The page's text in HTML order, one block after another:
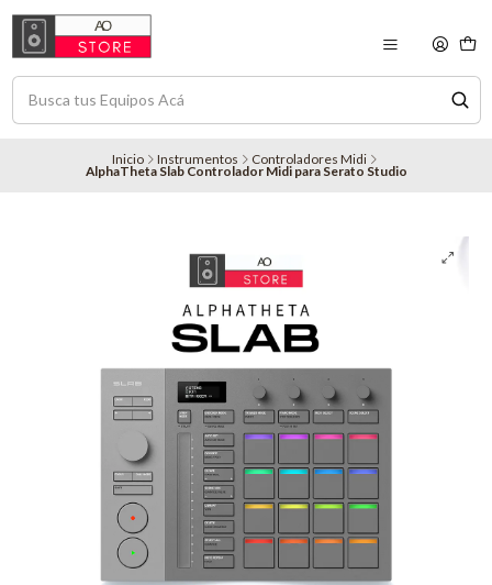
Inicio Instrumentos Controladores Midi
AlphaTheta Slab Controlador Midi para Serato Studio